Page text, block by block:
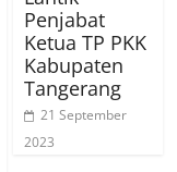
Penjabat
Ketua TP PKK
Kabupaten
Tangerang
21 September
2023